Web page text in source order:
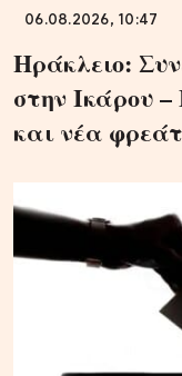
06.08.2026, 10:47
Ηράκλειο:
στην Ικάρου
και νέα